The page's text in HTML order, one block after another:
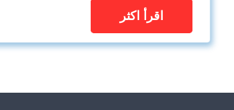
اقرأ اكثر